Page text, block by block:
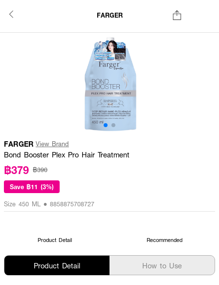
FARGER
FARGER View Brand
Bond Booster Plex Pro Hair Treatment
฿379 ฿390
Save ฿11 (3%)
Size 450 ML • 8858875708727
Product Detail Recommended
Product Detail How to Use